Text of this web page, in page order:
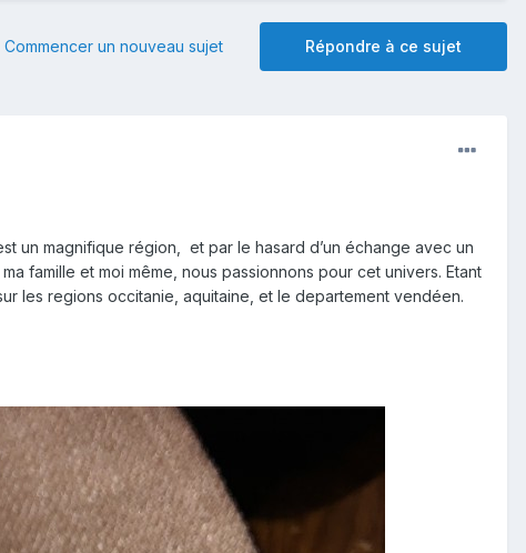
Répondre à ce sujet
Commencer un nouveau sujet
un magnifique région, et par le hasard d’un échange avec un
famille et moi même, nous passionnons pour cet univers. Etant
les regions occitanie, aquitaine, et le departement vendéen.